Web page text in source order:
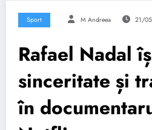
Sport M Andreea 21/
Rafael Nadal
sinceritate și
în